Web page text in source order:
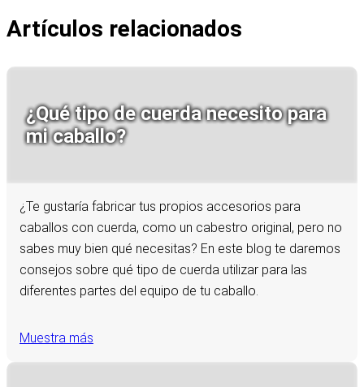
Artículos relacionados
¿Qué tipo de cuerda necesito para
mi caballo?
¿Te gustaría fabricar tus propios accesorios para
caballos con cuerda, como un cabestro original, pero no
sabes muy bien qué necesitas? En este blog te daremos
consejos sobre qué tipo de cuerda utilizar para las
diferentes partes del equipo de tu caballo.
Muestra más